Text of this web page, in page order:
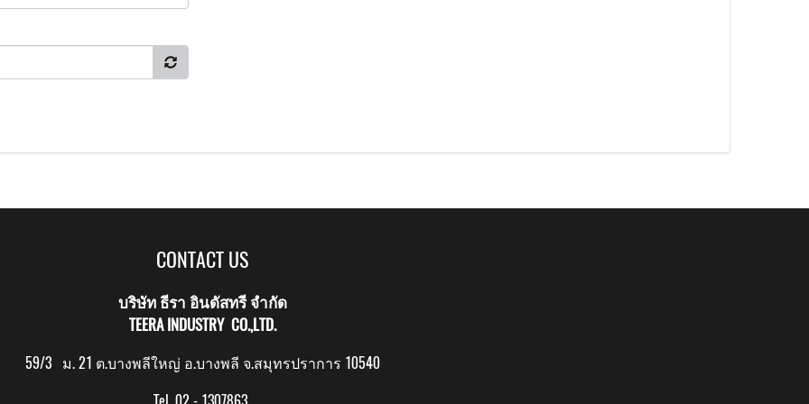
CONTACT US
บริษัท ธีรา อินดัสทรี จำกัด
TEERA INDUSTRY CO.,LTD.
59/3 ม. 21 ต.บางพลีใหญ่ อ.บางพลี จ.สมุทรปราการ 10540